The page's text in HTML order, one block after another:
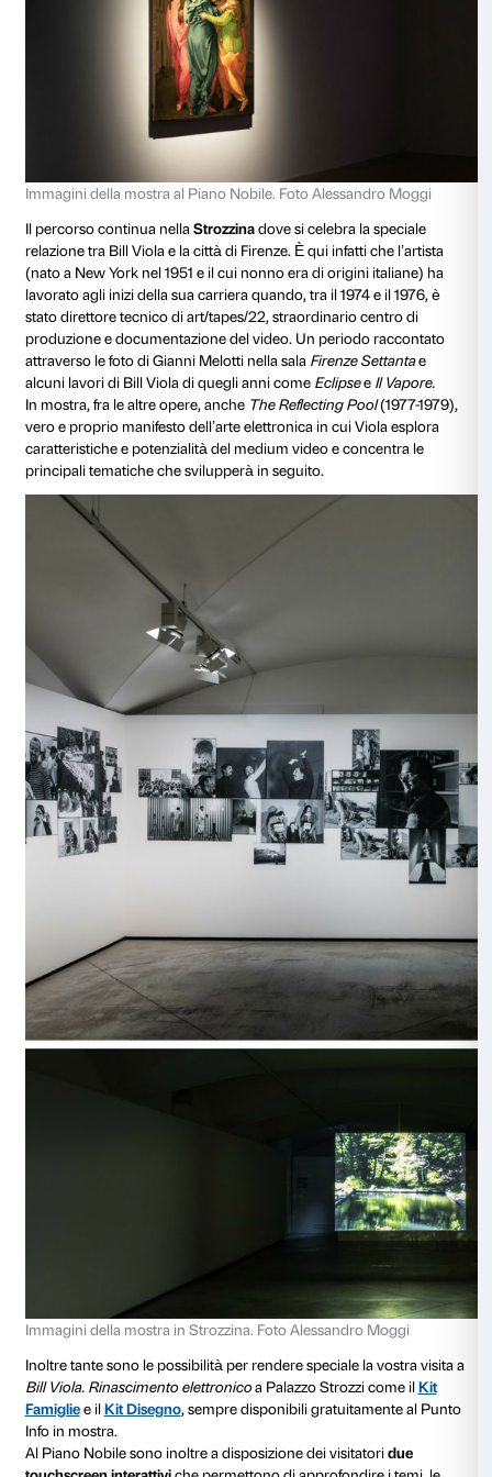
In mostra, per la prima volta, si potrà vedere dal vivo
ambiente l’accostamento diThe Greetingdi Bill
Visitazione del Pontormo che lo ha ispirato,
Viola insieme aCaterina da Siena e quattro beate
pittore tardogotico Andrea di Bartolo, il dialogo fra
Bill Viola e ilCristo in pietàdi Masolino da Panicale
letteralmente,The Delugedi Bill Viola a confronto
universale e recessione delle acquedi Paolo
Searching for Immortality/Woman Searching for
Viola insieme alle due tavoleAdamoedEvadi